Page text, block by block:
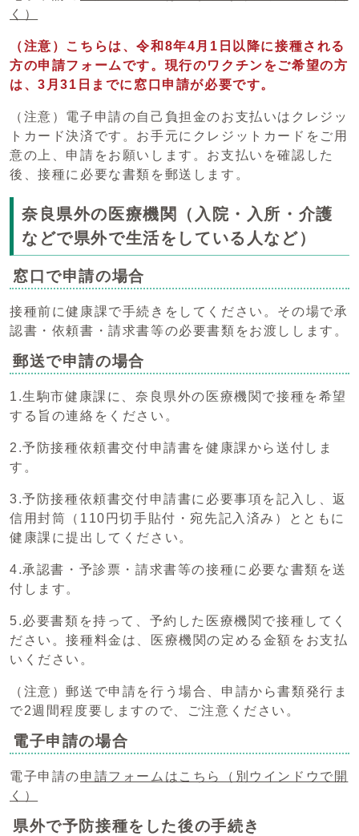
く）
（注意）こちらは、令和8年4月1日以降に接種される
方の申請フォームです。現行のワクチンをご希望の方
は、3月31日までに窓口申請が必要です。
（注意）電子申請の自己負担金のお支払いはクレジッ
トカード決済です。お手元にクレジットカードをご用
意の上、申請をお願いします。お支払いを確認した
後、接種に必要な書類を郵送します。
奈良県外の医療機関（入院・入所・介護
などで県外で生活をしている人など）
窓口で申請の場合
接種前に健康課で手続きをしてください。その場で承
認書・依頼書・請求書等の必要書類をお渡しします。
郵送で申請の場合
1.生駒市健康課に、奈良県外の医療機関で接種を希望
する旨の連絡をください。
2.予防接種依頼書交付申請書を健康課から送付しま
す。
3.予防接種依頼書交付申請書に必要事項を記入し、返
信用封筒（110円切手貼付・宛先記入済み）とともに
健康課に提出してください。
4.承認書・予診票・請求書等の接種に必要な書類を送
付します。
5.必要書類を持って、予約した医療機関で接種してく
ださい。接種料金は、医療機関の定める金額をお支払
いください。
（注意）郵送で申請を行う場合、申請から書類発行ま
で2週間程度要しますので、ご注意ください。
電子申請の場合
電子申請の申請フォームはこちら
（別ウインドウで開
く）
県外で予防接種をした後の手続き